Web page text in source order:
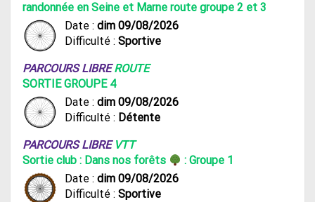
randonnée en Seine et Marne route groupe 2 et 3
Date : dim 09/08/2026
Difficulté : Sportive
PARCOURS LIBREROUTE
SORTIE GROUPE 4
Date : dim 09/08/2026
Difficulté : Détente
PARCOURS LIBRE VTT
Sortie club : Dans nos forêts
: Groupe 1
Date : dim 09/08/2026
Difficulté : Sportive